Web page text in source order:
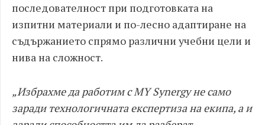
последователност при подготовката на
изпитни материали и по-лесно адаптиране на
съдържанието спрямо различни учебни цели и
нива на сложност.
„Избрахме да работим с MY Synergy не само
заради технологичната експертиза на екипа, а и